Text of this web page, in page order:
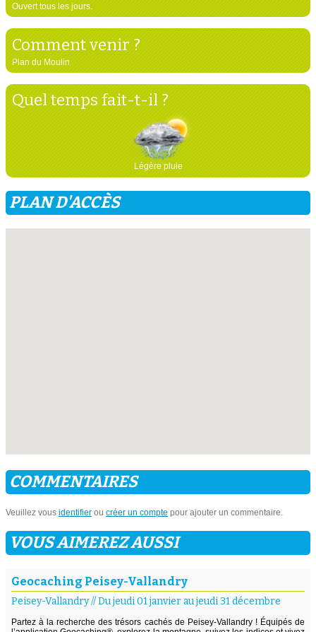
Ouvert tous les jours.
Comment venir ?
Plan du Moulin
Quel temps fait-t-il ?
Légère pluie
PLAN D'ACCÈS
COMMENTAIRES
Veuillez vous identifier ou créer un compte pour ajouter un commentaire.
VOUS AIMEREZ AUSSI
Geocaching Peisey-Vallandry
Peisey-Vallandry//Du jeudi 01 janvier au jeudi 31 décembre
Partez à la recherche des trésors cachés de Peisey-Vallandry ! Équipés de